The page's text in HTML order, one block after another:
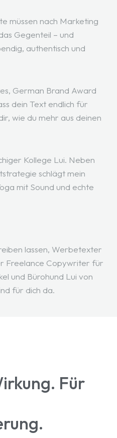
müssen nach Marketing
Gegenteil – und
authentisch und
German Brand Award
dein Text endlich für
wie du mehr aus deinen
Kollege Lui. Neben
schlägt mein
mit Sound und echte
Für